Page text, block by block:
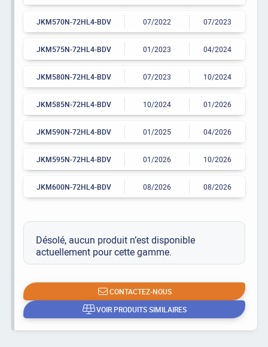
JKM570N-72HL4-BDV 07/2022 07/2023
JKM575N-72HL4-BDV 01/2023 04/2024
JKM580N-72HL4-BDV 07/2023 10/2024
JKM585N-72HL4-BDV 10/2024 01/2026
JKM590N-72HL4-BDV 01/2025 04/2026
JKM595N-72HL4-BDV 01/2026 10/2026
JKM600N-72HL4-BDV 08/2026 08/2026
Désolé, aucun produit n’est disponible
actuellement pour cette gamme.
CONTACTEZ-NOUS
VOIR PRODUITS SIMILAIRES